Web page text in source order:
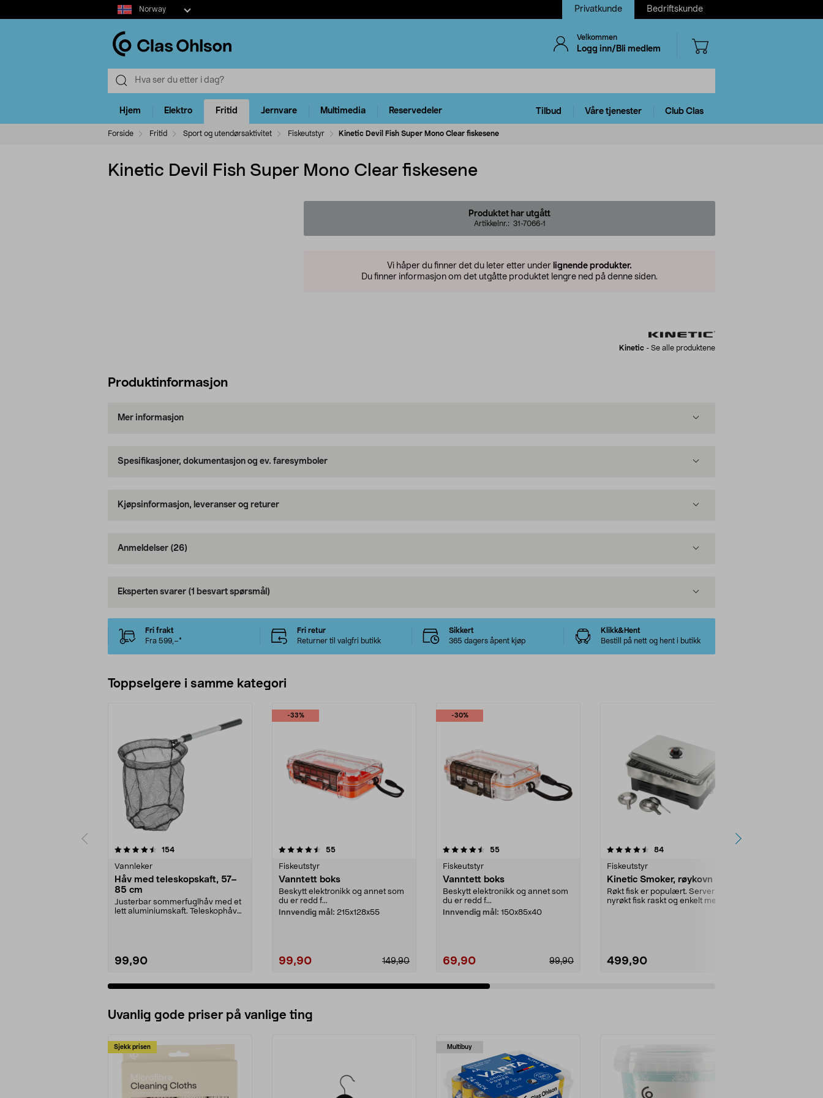
Select
market
Norway Privatkunde Bedriftskunde
Velkommen
Logg inn/Bli medlem
Hjem Elektro Fritid Jernvare Multimedia Reservedeler Tilbud Våre tjenester Club Clas
Forside Fritid Sport og utendørsaktivitet Fiskeutstyr Kinetic Devil Fish Super Mono Clear fiskesene
Kinetic Devil Fish Super Mono Clear fiskesene
Produktet har utgått
Artikkelnr.: 31-7066-1
Vi håper du finner det du leter etter under lignende produkter.
Du finner informasjon om det utgåtte produktet lengre ned på denne siden.
Kinetic - Se alle produktene
Produktinformasjon
Mer informasjon
Spesifikasjoner, dokumentasjon og ev. faresymboler
Kjøpsinformasjon, leveranser og returer
Anmeldelser (26)
Eksperten svarer (1 besvart spørsmål)
Fri frakt
Fra 599,–*
Fri retur
Returner til valgfri butikk
Sikkert
365 dagers åpent kjøp
Klikk&Hent
Bestill på nett og hent i butikk
Toppselgere i samme kategori
154anmeldelser
Vannleker
Håv med teleskopskaft, 57–
85 cm
Justerbar sommerfuglhåv med et
lett aluminiumskaft. Teleskophåv
99,90
-33%
4.5 av 5 stjerner 55anmeldelser
Fiskeutstyr
Vanntett boks
Beskytt elektronikk og annet som
du er redd f...
Innvendig mål: 215x128x55
99,90 149,90
-30%
4.5 av 5 stjerner 55anmeldelser
Fiskeutstyr
Vanntett boks
Beskytt elektronikk og annet som
du er redd f...
Innvendig mål: 150x85x40
69,90 99,90
4.5 av 5 stjerner 84anmeldelser
Fiskeutstyr
Kinetic Smoker, røykovn
Røkt fisk er populært. Server
nyrøkt fisk raskt og enkelt med
499,90
5.0 av 5 stjerner
Uvanlig gode priser på vanlige ting
Sjekk prisen Multibuy